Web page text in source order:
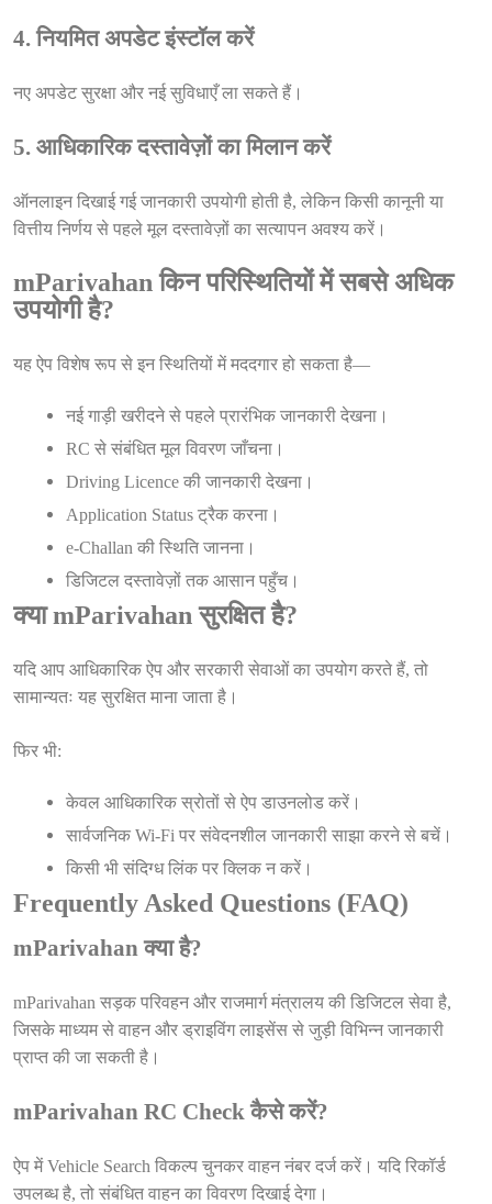
4. नियमित अपडेट इंस्टॉल करें
नए अपडेट सुरक्षा और नई सुविधाएँ ला सकते हैं।
5. आधिकारिक दस्तावेज़ों का मिलान करें
ऑनलाइन दिखाई गई जानकारी उपयोगी होती है, लेकिन किसी कानूनी या
वित्तीय निर्णय से पहले मूल दस्तावेज़ों का सत्यापन अवश्य करें।
mParivahan किन परिस्थितियों में सबसे अधिक
उपयोगी है?
यह ऐप विशेष रूप से इन स्थितियों में मददगार हो सकता है—
नई गाड़ी खरीदने से पहले प्रारंभिक जानकारी देखना।
RC से संबंधित मूल विवरण जाँचना।
Driving Licence की जानकारी देखना।
Application Status ट्रैक करना।
e-Challan की स्थिति जानना।
डिजिटल दस्तावेज़ों तक आसान पहुँच।
क्या mParivahan सुरक्षित है?
यदि आप आधिकारिक ऐप और सरकारी सेवाओं का उपयोग करते हैं, तो
सामान्यतः यह सुरक्षित माना जाता है।
फिर भी:
केवल आधिकारिक स्रोतों से ऐप डाउनलोड करें।
सार्वजनिक Wi-Fi पर संवेदनशील जानकारी साझा करने से बचें।
किसी भी संदिग्ध लिंक पर क्लिक न करें।
Frequently Asked Questions (FAQ)
mParivahan क्या है?
mParivahan सड़क परिवहन और राजमार्ग मंत्रालय की डिजिटल सेवा है,
जिसके माध्यम से वाहन और ड्राइविंग लाइसेंस से जुड़ी विभिन्न जानकारी
प्राप्त की जा सकती है।
mParivahan RC Check कैसे करें?
ऐप में Vehicle Search विकल्प चुनकर वाहन नंबर दर्ज करें। यदि रिकॉर्ड
उपलब्ध है, तो संबंधित वाहन का विवरण दिखाई देगा।